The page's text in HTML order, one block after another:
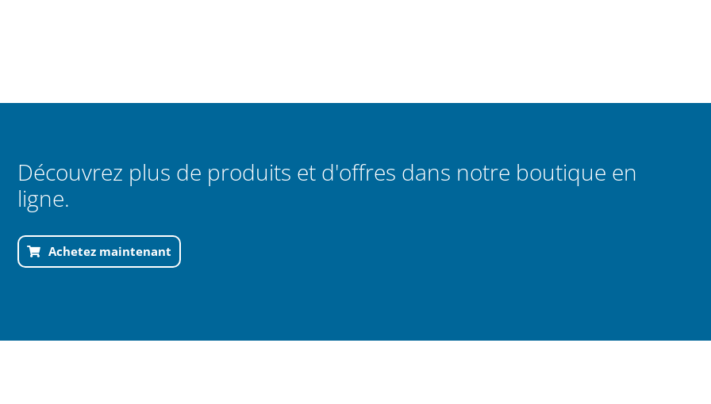
Découvrez plus de produits et d'offres dans notre boutique en
ligne.
Achetez maintenant